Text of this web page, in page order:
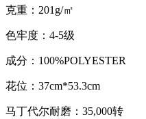
克重：201g/㎡
色牢度：4-5级
成分：100%POLYESTER
花位：37cm*53.3cm
马丁代尔耐磨：35,000转